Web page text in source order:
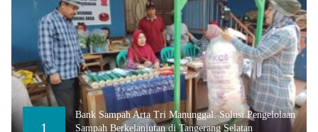
1
Bank Sampah Arta Tri Manunggal: Solusi Pengelolaan
Sampah Berkelanjutan di Tangerang Selatan